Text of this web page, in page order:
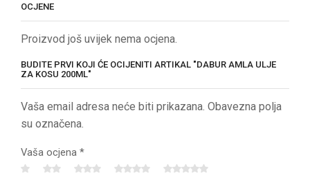
OCJENE
Proizvod još uvijek nema ocjena.
BUDITE PRVI KOJI ĆE OCIJENITI ARTIKAL "DABUR AMLA ULJE
ZA KOSU 200ML"
Vaša email adresa neće biti prikazana. Obavezna polja
su označena.
Vaša ocjena *